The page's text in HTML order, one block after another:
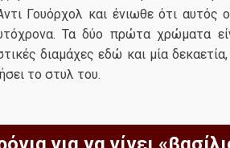
Γουόρχολ και ένιωθε ότι αυτός
Τα δύο πρώτα χρώματα
διαμάχες εδώ και μία
το στυλ του.